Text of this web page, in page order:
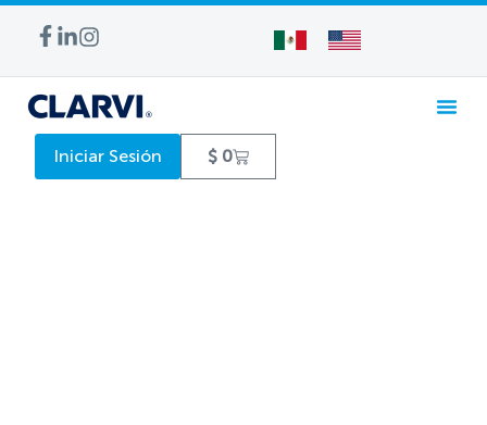
Iniciar Sesión $ 0